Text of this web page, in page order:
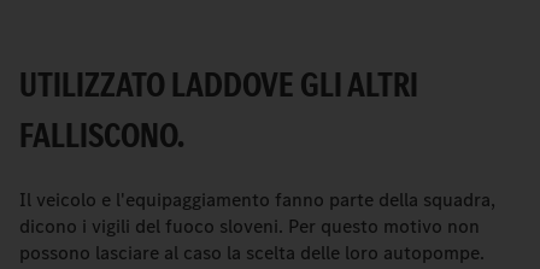
UTILIZZATO LADDOVE GLI ALTRI
FALLISCONO.
Il veicolo e l'equipaggiamento fanno parte della squadra,
dicono i vigili del fuoco sloveni. Per questo motivo non
possono lasciare al caso la scelta delle loro autopompe.